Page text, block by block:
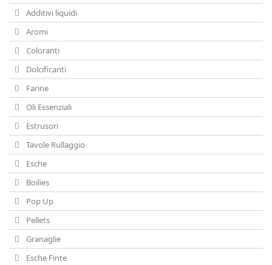
Additivi liquidi
Aromi
Coloranti
Dolcificanti
Farine
Oli Essenziali
Estrusori
Tavole Rullaggio
Esche
Boilies
Pop Up
Pellets
Granaglie
Esche Finte